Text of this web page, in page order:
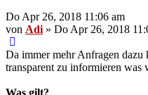
Do Apr 26, 2018 11:06 am
von Adi » Do Apr 26, 2018
Da immer mehr Anfragen
transparent zu informieren was